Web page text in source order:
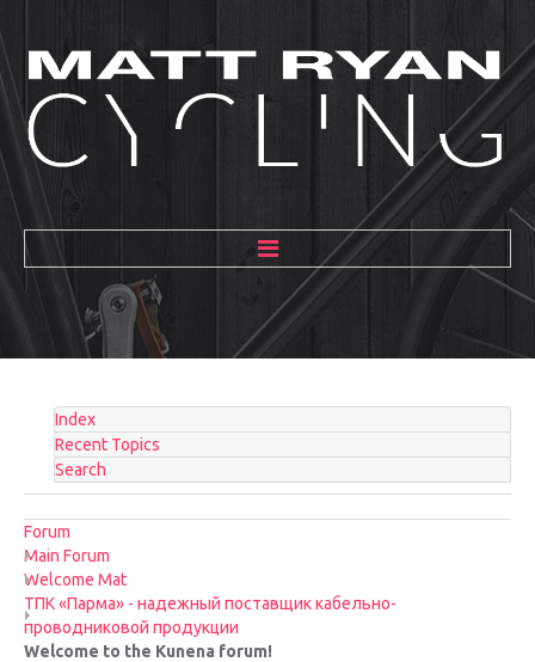
HOME
ABOUT
GALLERY
BLOG
RACE REVIEWS
Index
Recent Topics
Search
Forum
Main Forum
Welcome Mat
ТПК «Парма» - надежный поставщик кабельно-
проводниковой продукции
Welcome to the Kunena forum!